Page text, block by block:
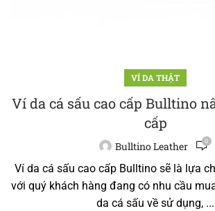
VÍ DA THẬT
Ví da cá sấu cao cấp Bulltino
cấp
Bulltino Leather 0
Ví da cá sấu cao cấp Bulltino sẽ là lựa
với quý khách hàng đang có nhu cầu
da cá sấu về sử dụng, ...